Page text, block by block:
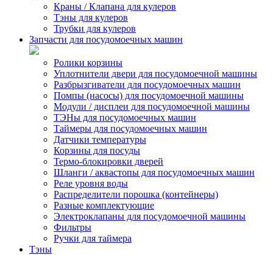
Краны / Клапана для кулеров
Тэны для кулеров
Трубки для кулеров
Запчасти для посудомоечных машин
Ролики корзины
Уплотнители двери для посудомоечной машины
Разбрызгиватели для посудомоечных машин
Помпы (насосы) для посудомоечной машины
Модули / дисплеи для посудомоечной машины
ТЭНы для посудомоечных машин
Таймеры для посудомоечных машин
Датчики температуры
Корзины для посуды
Термо-блокировки дверей
Шланги / аквастопы для посудомоечных машин
Реле уровня воды
Распределители порошка (контейнеры)
Разные комплектующие
Электроклапаны для посудомоечной машины
Фильтры
Ручки для таймера
Тэны